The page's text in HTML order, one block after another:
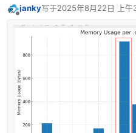
janky写于2025年8月22日 上午
最后由 编辑